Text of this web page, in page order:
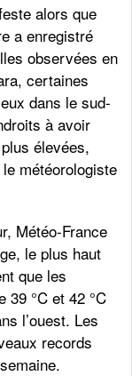
alors que
a enregistré
observées en
certaines
dans le sud-
à avoir
élevées,
météorologiste
Météo-France
le plus haut
que les
39 °C et 42 °C
l’ouest. Les
records